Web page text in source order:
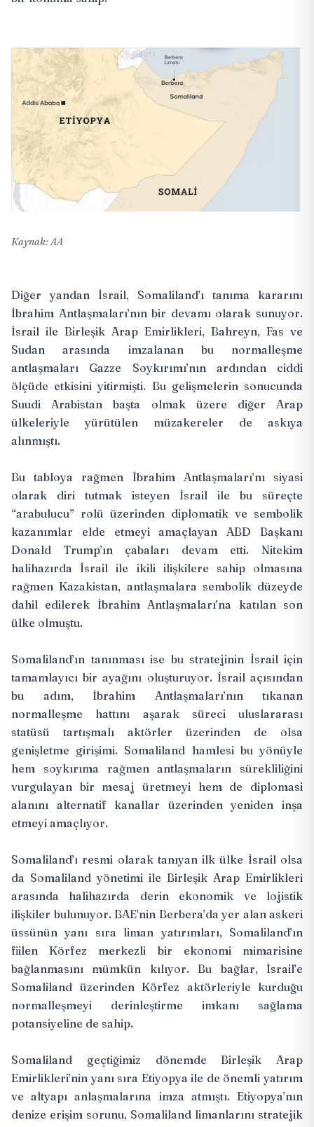
Kaynak: AA
Diğer yandan İsrail, Somaliland’ı tanıma kararını
İbrahim Antlaşmaları’nın bir devamı olarak sunuyor.
İsrail ile Birleşik Arap Emirlikleri, Bahreyn, Fas ve
Sudan arasında imzalanan bu normalleşme
antlaşmaları Gazze Soykırımı’nın ardından ciddi
ölçüde etkisini yitirmişti. Bu gelişmelerin sonucunda
Suudi Arabistan başta olmak üzere diğer Arap
ülkeleriyle yürütülen müzakereler de askıya
alınmıştı.
Bu tabloya rağmen İbrahim Antlaşmaları’nı siyasi
olarak diri tutmak isteyen İsrail ile bu süreçte
“arabulucu” rolü üzerinden diplomatik ve sembolik
kazanımlar elde etmeyi amaçlayan ABD Başkanı
Donald Trump’ın çabaları devam etti. Nitekim
halihazırda İsrail ile ikili ilişkilere sahip olmasına
rağmen Kazakistan, antlaşmalara sembolik düzeyde
dahil edilerek İbrahim Antlaşmaları’na katılan son
ülke olmuştu.
Somaliland’ın tanınması ise bu stratejinin İsrail için
tamamlayıcı bir ayağını oluşturuyor. İsrail açısından
bu adım, İbrahim Antlaşmaları’nın tıkanan
normalleşme hattını aşarak süreci uluslararası
statüsü tartışmalı aktörler üzerinden de olsa
genişletme girişimi. Somaliland hamlesi bu yönüyle
hem soykırıma rağmen antlaşmaların sürekliliğini
vurgulayan bir mesaj üretmeyi hem de diplomasi
alanını alternatif kanallar üzerinden yeniden inşa
etmeyi amaçlıyor.
Somaliland’ı resmi olarak tanıyan ilk ülke İsrail olsa
da Somaliland yönetimi ile Birleşik Arap Emirlikleri
arasında halihazırda derin ekonomik ve lojistik
ilişkiler bulunuyor. BAE’nin Berbera’da yer alan askeri
üssünün yanı sıra liman yatırımları, Somaliland’ın
fiilen Körfez merkezli bir ekonomi mimarisine
bağlanmasını mümkün kılıyor. Bu bağlar, İsrail’e
Somaliland üzerinden Körfez aktörleriyle kurduğu
normalleşmeyi derinleştirme imkanı sağlama
potansiyeline de sahip.
Somaliland geçtiğimiz dönemde Birleşik Arap
Emirlikleri’nin yanı sıra Etiyopya ile de önemli yatırım
ve altyapı anlaşmalarına imza atmıştı. Etiyopya’nın
denize erişim sorunu, Somaliland limanlarını stratejik